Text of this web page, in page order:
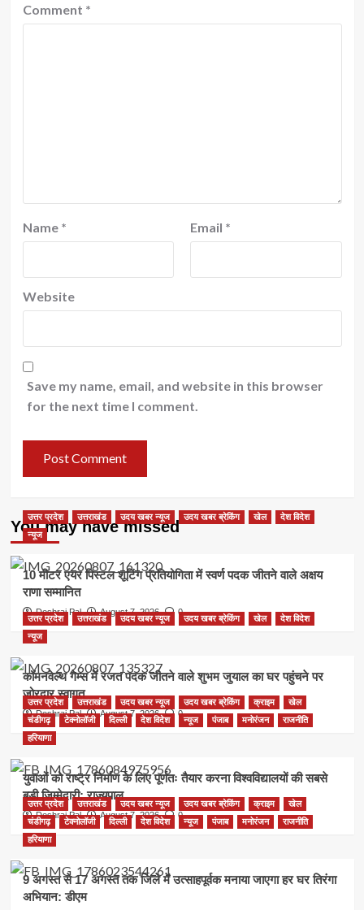
Comment *
Name * Email *
Website
Save my name, email, and website in this browser
for the next time I comment.
You may have missed
उत्तर प्रदेश उत्तराखंड उदय खबर न्यूज उदय खबर ब्रेकिंग खेल
देश विदेश
न्यूज
10 मीटर एयर पिस्टल शूटिंग प्रतियोगिता में स्वर्ण पदक जीतने वाले अक्षय
राणा सम्मानित
Deshraj Pal August 7, 2026 0
उत्तर प्रदेश उत्तराखंड उदय खबर न्यूज उदय खबर ब्रेकिंग खेल
देश विदेश
न्यूज
कॉमनवेल्थ गेम्स में रजत पदक जीतने वाले शुभम जुयाल का घर पहुंचने पर
जोरदार स्वागत
Deshraj Pal August 7, 2026 0
उत्तर प्रदेश उत्तराखंड उदय खबर न्यूज उदय खबर ब्रेकिंग क्राइम
खेल
चंडीगढ़
टेक्नोलॉजी दिल्ली देश विदेश न्यूज पंजाब मनोरंजन
राजनीति
हरियाणा
युवाओं को राष्ट्र निर्माण के लिए पूर्णतः तैयार करना विश्वविद्यालयों की सबसे
बड़ी जिम्मेदारी: राज्यपाल
Deshraj Pal August 7, 2026 0
उत्तर प्रदेश उत्तराखंड उदय खबर न्यूज उदय खबर ब्रेकिंग क्राइम
खेल
चंडीगढ़
टेक्नोलॉजी दिल्ली देश विदेश न्यूज पंजाब मनोरंजन
राजनीति
हरियाणा
9 अगस्त से 17 अगस्त तक जिले में उत्साहपूर्वक मनाया जाएगा हर घर तिरंगा
अभियान: डीएम